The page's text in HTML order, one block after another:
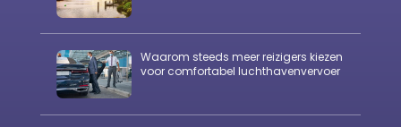
Waarom steeds meer reizigers kiezen
voor comfortabel luchthavenvervoer